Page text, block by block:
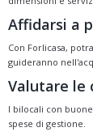
Affidarsi a
Con Forlicasa,
guideranno
Valutare le
I bilocali con
spese di gestione.